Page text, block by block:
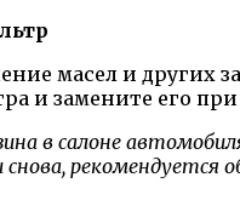
масел и других
и замените его
в салоне
снова,